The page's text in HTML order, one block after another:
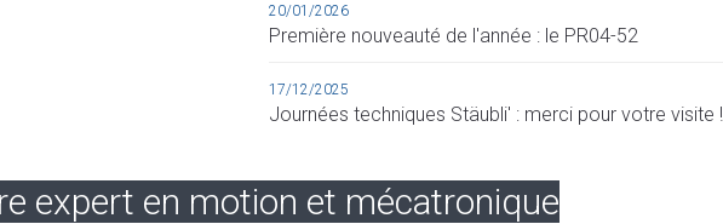
20/01/2026
Première nouveauté de l'année : le PR04-52
17/12/2025
Journées techniques Stäubli' : merci pour votre visite !
expert en motion et mécatronique